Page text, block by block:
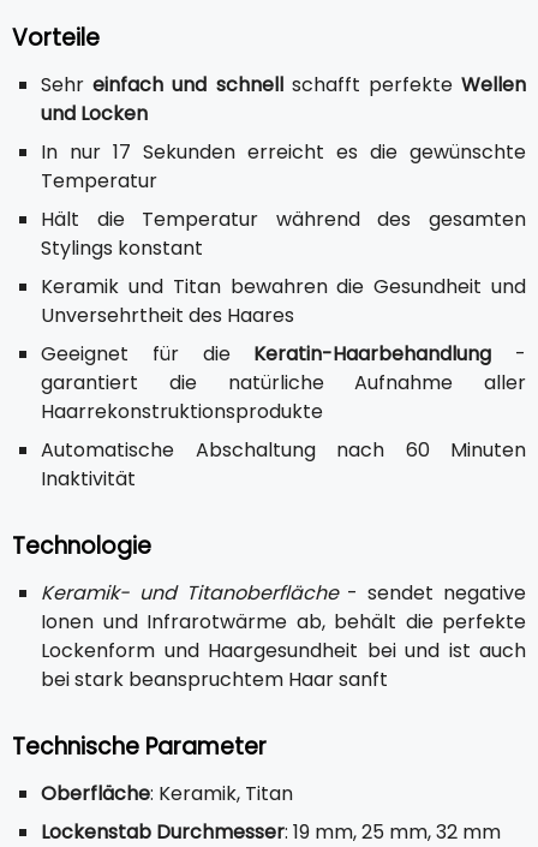
Vorteile
Sehreinfach und schnellschafft perfekteWellen
und Locken
In nur 17 Sekunden erreicht es die gewünschte
Temperatur
Hält die Temperatur während des gesamten
Stylings konstant
Keramik und Titan bewahren die Gesundheit und
Unversehrtheit des Haares
Geeignet für die Keratin-Haarbehandlung -
garantiert die natürliche Aufnahme aller
Haarrekonstruktionsprodukte
Automatische Abschaltung nach 60 Minuten
Inaktivität
Technologie
Keramik- und Titanoberfläche- sendet negative
Ionen und Infrarotwärme ab, behält die perfekte
Lockenform und Haargesundheit bei und ist auch
bei stark beanspruchtem Haar sanft
Technische Parameter
Oberfläche: Keramik, Titan
Lockenstab Durchmesser: 19 mm, 25 mm, 32 mm